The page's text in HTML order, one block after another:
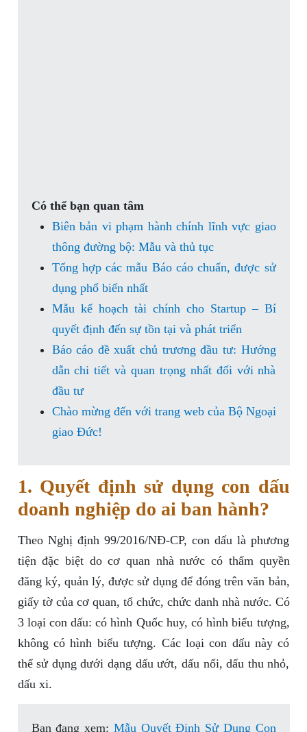
Có thể bạn quan tâm
Biên bản vi phạm hành chính lĩnh vực giao
thông đường bộ: Mẫu và thủ tục
Tổng hợp các mẫu Báo cáo chuẩn, được sử
dụng phổ biến nhất
Mẫu kế hoạch tài chính cho Startup – Bí
quyết định đến sự tồn tại và phát triển
Báo cáo đề xuất chủ trương đầu tư: Hướng
dẫn chi tiết và quan trọng nhất đối với nhà
đầu tư
Chào mừng đến với trang web của Bộ Ngoại
giao Đức!
1. Quyết định sử dụng con dấu
doanh nghiệp do ai ban hành?
Theo Nghị định 99/2016/NĐ-CP, con dấu là phương
tiện đặc biệt do cơ quan nhà nước có thẩm quyền
đăng ký, quản lý, được sử dụng để đóng trên văn bản,
giấy tờ của cơ quan, tổ chức, chức danh nhà nước. Có
3 loại con dấu: có hình Quốc huy, có hình biểu tượng,
không có hình biểu tượng. Các loại con dấu này có
thể sử dụng dưới dạng dấu ướt, dấu nổi, dấu thu nhỏ,
dấu xi.
Bạn đang xem: Mẫu Quyết Định Sử Dụng Con